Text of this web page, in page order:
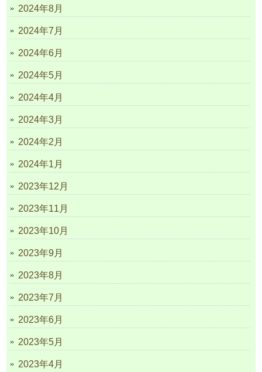
2024年8月
2024年7月
2024年6月
2024年5月
2024年4月
2024年3月
2024年2月
2024年1月
2023年12月
2023年11月
2023年10月
2023年9月
2023年8月
2023年7月
2023年6月
2023年5月
2023年4月